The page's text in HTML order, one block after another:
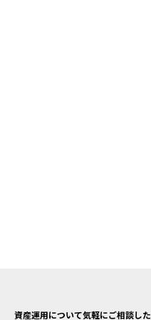
資産運用について気軽にご相談し